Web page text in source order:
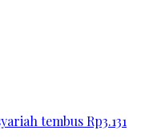
tembus Rp3.131